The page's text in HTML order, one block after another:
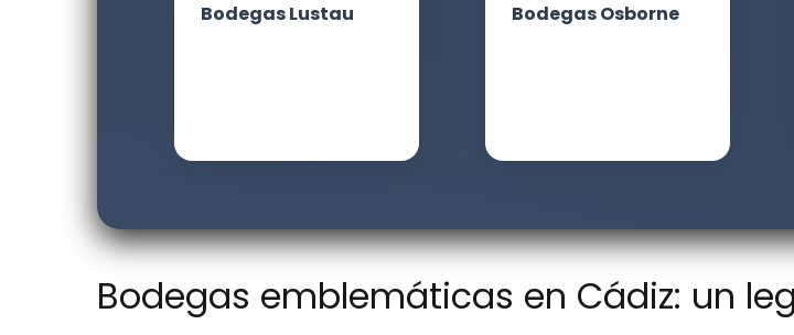
Bodegas Lustau Bodegas Osborne
Bodegas emblemáticas en Cádiz: un